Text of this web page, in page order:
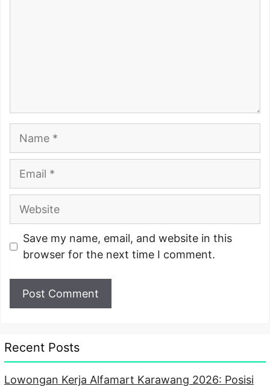
Name
Email
Website
Save my name, email, and website in this
browser for the next time I comment.
Recent Posts
Lowongan Kerja Alfamart Karawang 2026: Posisi